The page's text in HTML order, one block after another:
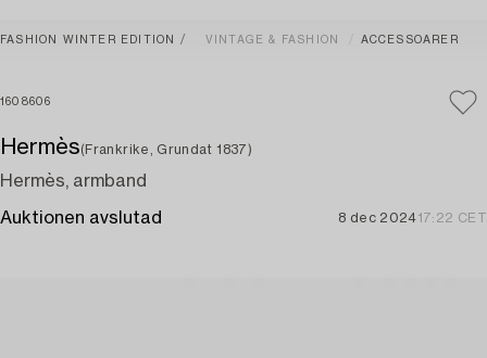
FASHION WINTER EDITION VINTAGE & FASHION ACCESSOARER
1608606
Hermès(Frankrike, Grundat 1837)
Hermès, armband
Auktionen avslutad 8 dec 202417:22 CET